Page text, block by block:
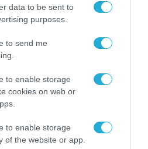
data to be sent to
purposes.
to send me
to enable storage
cookies on web or
to enable storage
of the website or app.
Η ανάρτηση του Αρκά για
πυρκαγιές της